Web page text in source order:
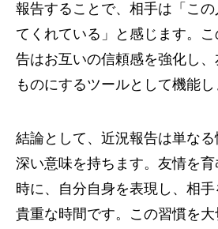
報告することで、相手は「こ
てくれている」と感じます。
告はお互いの信頼感を強化し
ものにするツールとして機能し
結論として、近況報告は単な
深い意味を持ちます。友情を
時に、自分自身を表現し、相
貴重な時間です。この習慣を大